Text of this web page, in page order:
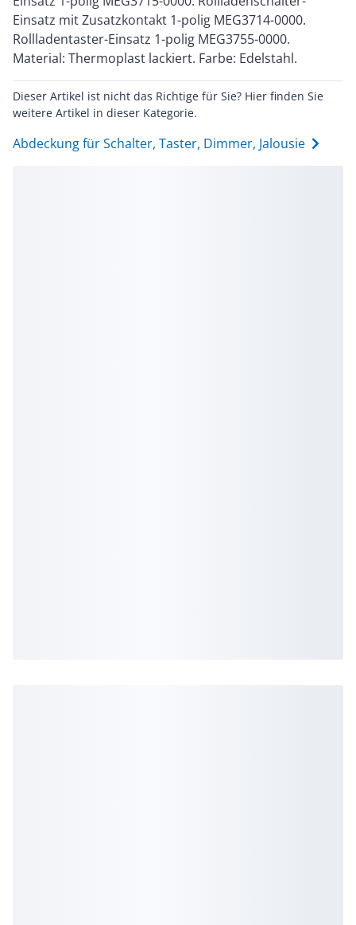
Einsatz mit Zusatzkontakt 1-polig MEG3714-0000.
Rollladentaster-Einsatz 1-polig MEG3755-0000.
Material: Thermoplast lackiert. Farbe: Edelstahl.
Dieser Artikel ist nicht das Richtige für Sie? Hier finden Sie
weitere Artikel in dieser Kategorie.
Abdeckung für Schalter, Taster, Dimmer, Jalousie